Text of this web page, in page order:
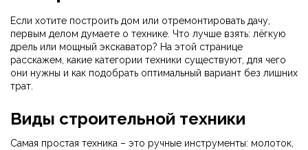
Если хотите построить дом или отремонтировать дачу,
первым делом думаете о технике. Что лучше взять: лёгкую
дрель или мощный экскаватор? На этой странице
расскажем, какие категории техники существуют, для чего
они нужны и как подобрать оптимальный вариант без лишних
трат.
Виды строительной техники
Самая простая техника – это ручные инструменты: молоток,